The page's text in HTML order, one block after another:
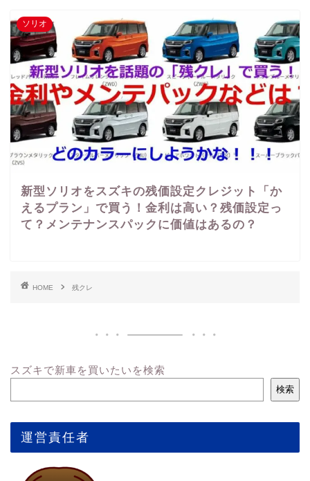
ソリオ
新型ソリオをスズキの残価設定クレジット「か
えるプラン」で買う！金利は高い？残価設定っ
て？メンテナンスパックに価値はあるの？
HOME 残クレ
スズキで新車を買いたいを検索
検索
運営責任者